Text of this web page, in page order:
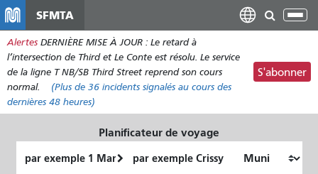
contenu
principal
SFMTA
Alertes DERNIÈRE MISE À JOUR : Le retard à
l’intersection de Third et Le Conte est résolu. Le service
de la ligne T NB/SB Third Street reprend son cours
normal.
(Plus de 36 incidents signalés au cours des
dernières 48 heures)
S'abonner
Planificateur de voyage
de
final